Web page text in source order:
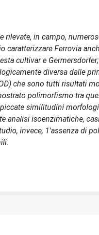
rilevate, in campo,
Ferrovia
cultivar e
diversa dalle
che sono tutti risultati
polimorfismo tra
similitudini
analisi isoenzimatiche,
invece, 1'assenza di